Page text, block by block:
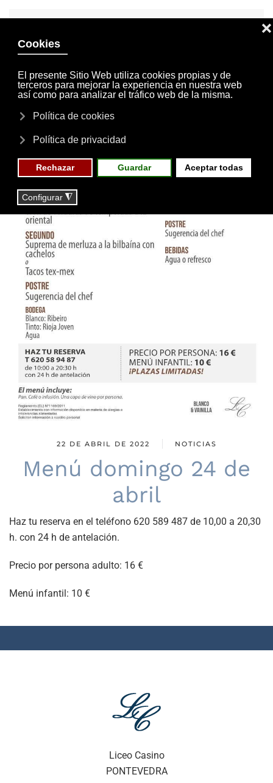
INVITACIONES
MI CUENTA
22 DE ABRIL DE 2022 NOTICIAS
Menú domingo 24 de
abril
Haz tu reserva en el teléfono 620 589 487 de 10,00 a 20,30
h. con 24 h de antelación.
Precio por persona adulto: 16 €
Menú infantil: 10 €
Liceo Casino
PONTEVEDRA